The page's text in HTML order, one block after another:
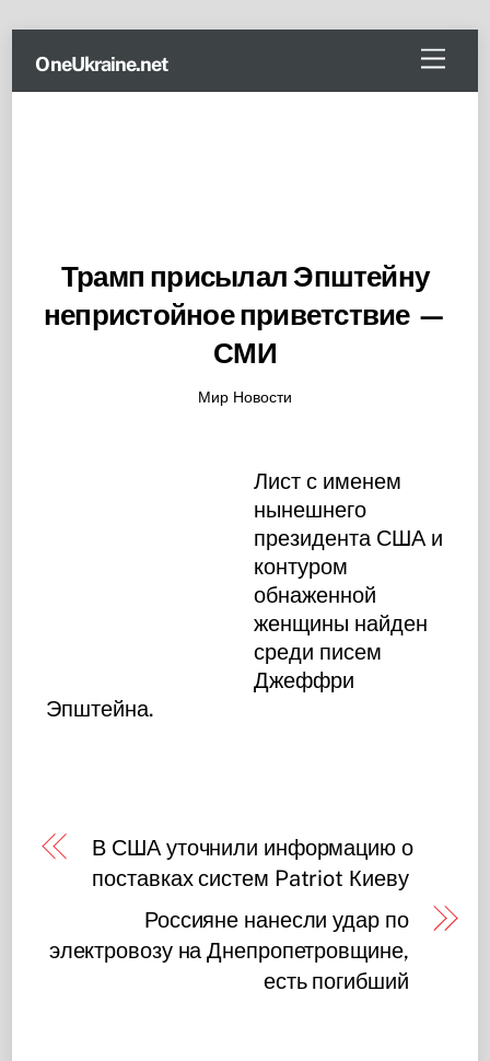
content
Menu
OneUkraine.net
Трамп присылал Эпштейну
непристойное приветствие —
СМИ
Мир Новости
Лист с именем
нынешнего
президента США и
контуром
обнаженной
женщины найден
среди писем
Джеффри
Эпштейна.
В США уточнили информацию о
поставках систем Patriot Киеву
Россияне нанесли удар по
электровозу на Днепропетровщине,
есть погибший